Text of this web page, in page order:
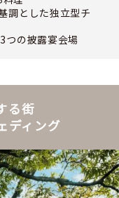
調とした独立型チ
つの披露宴会場
る街
ディング